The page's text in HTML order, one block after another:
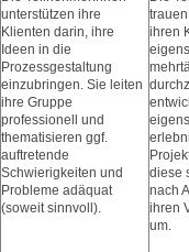
unterstützen ihre
Klienten darin, ihre
Ideen in die
Prozessgestaltung
einzubringen. Sie leiten
ihre Gruppe
professionell und
thematisieren ggf.
auftretende
Schwierigkeiten und
Probleme adäquat
(soweit sinnvoll).
ihren
diese
nach
ihren
um.